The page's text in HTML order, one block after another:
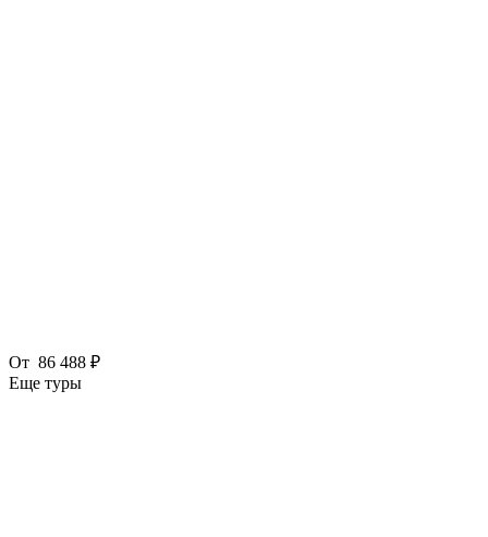
От 86 488 ₽
Еще туры